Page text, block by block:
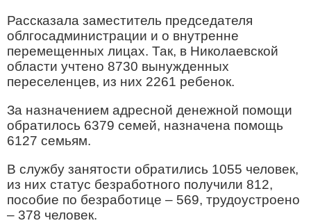
Рассказала заместитель председателя
облгосадминистрации и о внутренне
перемещенных лицах. Так, в Николаевской
области учтено 8730 вынужденных
переселенцев, из них 2261 ребенок.
За назначением адресной денежной помощи
обратилось 6379 семей, назначена помощь
6127 семьям.
В службу занятости обратились 1055 человек,
из них статус безработного получили 812,
пособие по безработице – 569, трудоустроено
– 378 человек.